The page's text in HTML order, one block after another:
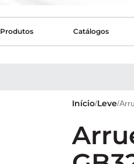
Produtos Catálogos
Início Leve